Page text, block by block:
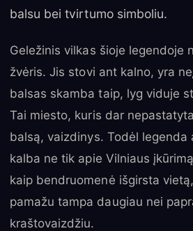
balsu bei tvirtumo simboliu.
Geležinis vilkas šioje legendoje
žvėris. Jis stovi ant kalno, yra
balsas skamba taip, lyg viduje
Tai miesto, kuris dar
balsą, vaizdinys. Todėl legenda
kalba ne tik apie Vilniaus
kaip bendruomenė išgirsta
pamažu tampa daugiau nei
kraštovaizdžiu.